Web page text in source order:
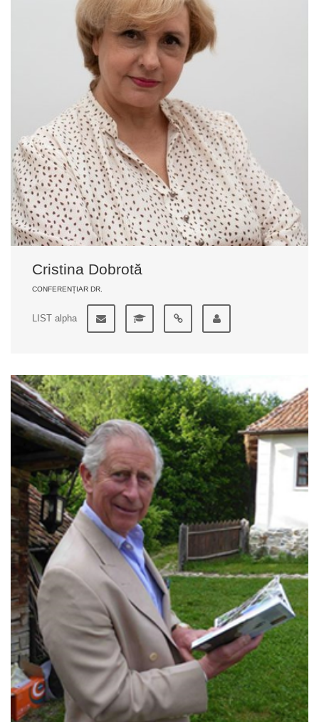
Cristina Dobrotă
CONFERENȚIAR DR.
LIST alpha